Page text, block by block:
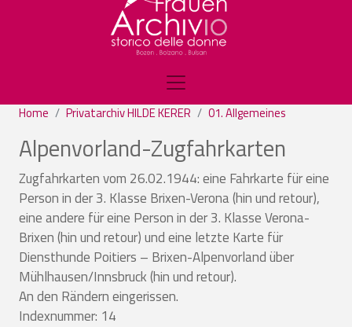
Home Privatarchiv HILDE KERER 01. Allgemeines
Alpenvorland-Zugfahrkarten
Zugfahrkarten vom 26.02.1944: eine Fahrkarte für eine
Person in der 3. Klasse Brixen-Verona (hin und retour),
eine andere für eine Person in der 3. Klasse Verona-
Brixen (hin und retour) und eine letzte Karte für
Diensthunde Poitiers – Brixen-Alpenvorland über
Mühlhausen/Innsbruck (hin und retour).
An den Rändern eingerissen.
Indexnummer: 14